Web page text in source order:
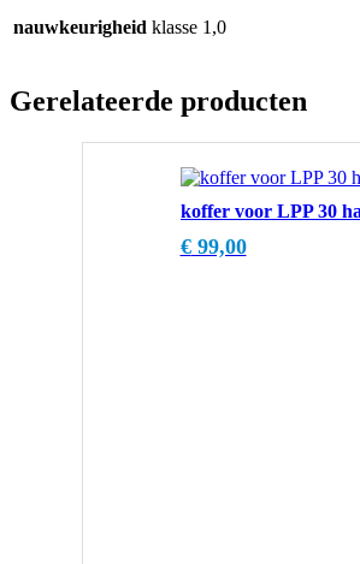
nauwkeurigheid klasse 1,0
Gerelateerde producten
koffer voor LPP 30
€99,00